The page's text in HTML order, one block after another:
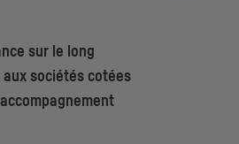
sur le long
sociétés cotées